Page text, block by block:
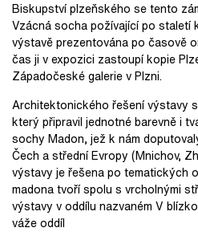
Biskupství plzeňského se tento
Vzácná socha požívající po staletí
výstavě prezentována po časově
čas ji v expozici zastoupí kopie
Západočeské galerie v Plzni.
Architektonického řešení výstavy
který připravil jednotné barevně i
sochy Madon, jež k nám
Čech a střední Evropy (Mnichov,
výstavy je řešena po tematických
madona tvoří spolu s vrcholnými
výstavy v oddílu nazvaném V
váže oddíl